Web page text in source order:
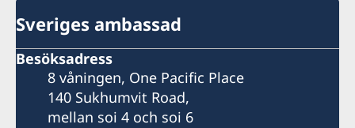
Sveriges ambassad
Besöksadress
8 våningen, One Pacific Place
140 Sukhumvit Road,
mellan soi 4 och soi 6